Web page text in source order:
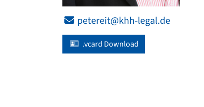
petereit@khh-legal.de
.vcard Download